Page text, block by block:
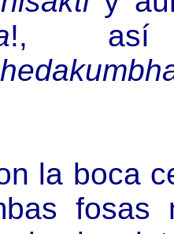
!, así
la boca
fosas